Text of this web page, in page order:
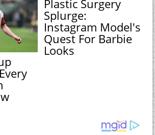
Plastic Surgery
Splurge:
Instagram Model's
Quest For Barbie
Looks